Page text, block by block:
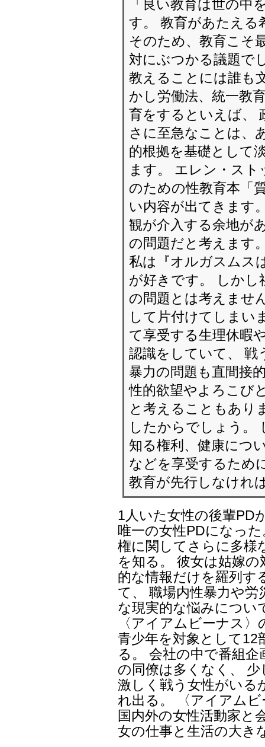
「良い教育は世の中
す。 教育があたえる
そのため、教育こそ
対にぶつかる議題で
教えることには誰も
かし労働法、統一教
育をするといえば、
さに至急なことは、
的根拠を基礎として
ます。 エレン・ス
のための性教育本「
い内容が出てきます
観が介入する余地が
の問題だと考えます
私は『オルガスムス
が好きです。 しかし
の問題とは考えませ
して片付けてしまい
て享受する生理休暇
認識をしていて、 戦
暴力の問題も直間接
性的欲望やよろこび
と考えることもあり
したからでしょう。
知る権利、健康につ
などを享受するため
教育が先行しなけれ
1人いた女性の後輩PD
唯一の女性PDになっ
権に関してさらに多様
を知る。 彼女は姑嫁
的な情報だけを羅列す
て、 職場内性暴力や
な現実的な悩みについ
〈アイアムビーナス
青少年を対象として12
る。 会社の中で番組
の同僚は多くなく、
激しく戦う女性がいる
れ出る。 〈アイアム
国内外の女性活動家と
女の仕事と生活の大き